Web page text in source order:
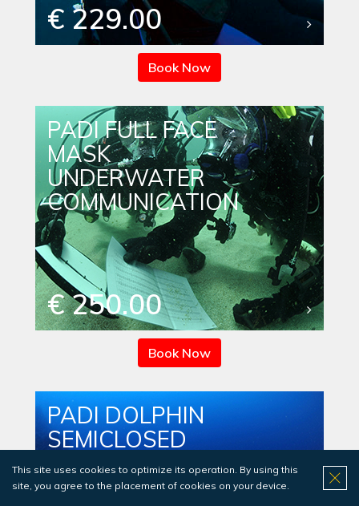
€ 229.00
Book Now
PADI FULL FACE
MASK
UNDERWATER
COMMUNICATION
€ 250.00
Book Now
PADI DOLPHIN
SEMICLOSED
REBREATHER
This site uses cookies to optimize its operation. By using this
site, you agree to the placement of cookies on your device.